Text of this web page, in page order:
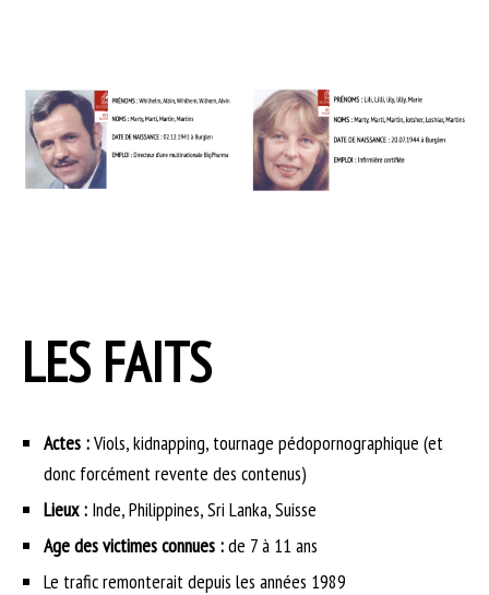
LES FAITS
Actes :Viols, kidnapping, tournage pédopornographique (et
donc forcément revente des contenus)
Lieux : Inde, Philippines, Sri Lanka, Suisse
Age des victimes connues :de 7 à 11 ans
Le trafic remonterait depuis les années 1989